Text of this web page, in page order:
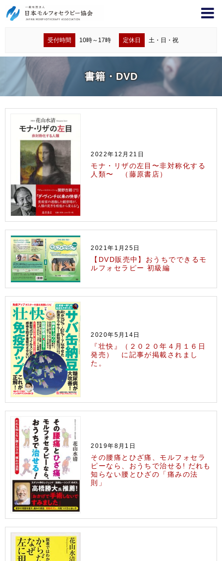
受付時間 10時～17時 定休日 土・日・祝
書籍・DVD
2022年12月21日
モナ・リザの左目〜非対称化する
人類〜 （藤原書店）
2021年1月25日
【DVD販売中】おうちでできるモ
ルフォセラピー 初級編
2020年5月14日
『壮快』（２０２０年４月１６日
発売） に記事が掲載されまし
た。
2019年8月1日
その腰痛とひざ痛、モルフォセラ
ピーなら、おうちで治せる! だれも
知らない腰とひざの「痛みの法
則」